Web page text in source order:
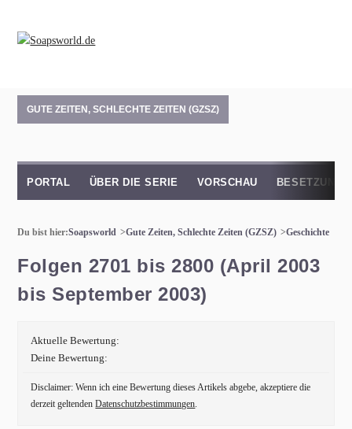
GUTE ZEITEN, SCHLECHTE ZEITEN (GZSZ)
PORTAL ÜBER DIE SERIE VORSCHAU BESETZUNG
Du bist hier:Soapsworld Gute Zeiten, Schlechte Zeiten (GZSZ) Geschichte
Folgen 2701 bis 2800 (April 2003
bis September 2003)
Aktuelle Bewertung:
Deine Bewertung:
Disclaimer: Wenn ich eine Bewertung dieses Artikels abgebe, akzeptiere die
derzeit geltendenDatenschutzbestimmungen.